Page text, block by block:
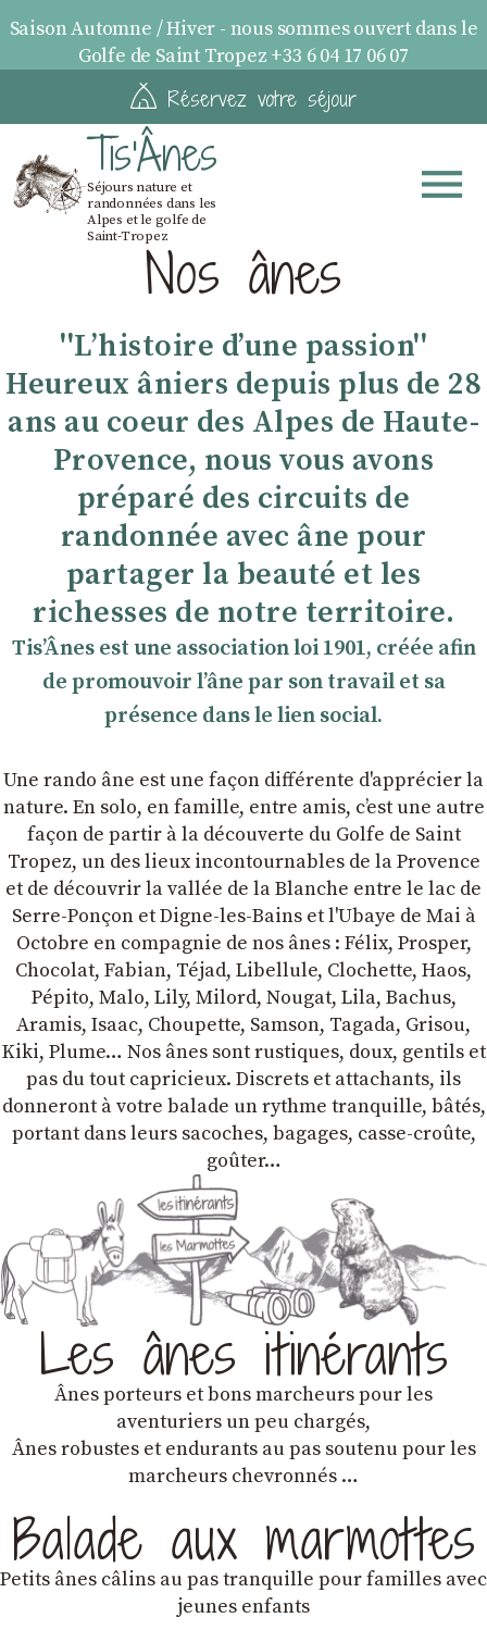
Saison Automne / Hiver - nous sommes ouvert dans le
Golfe de Saint Tropez +33 6 04 17 06 07
Réservez votre séjour
Tis'Ânes
Séjours nature et
randonnées dans les
Alpes et le golfe de
Saint-TropezNos ânes
''Lʼhistoire dʼune passion''
Heureux âniers depuis plus de 28
ans au coeur des Alpes de Haute-
Provence, nous vous avons
préparé des circuits de
randonnée avec âne pour
partager la beauté et les
richesses de notre territoire.
TisʼÂnes est une association loi 1901, créée afin
de promouvoir lʼâne par son travail et sa
présence dans le lien social.
Une rando âne est une façon différente d'apprécier la
nature. En solo, en famille, entre amis, cʼest une autre
façon de partir à la découverte du Golfe de Saint
Tropez, un des lieux incontournables de la Provence
et de découvrir la vallée de la Blanche entre le lac de
Serre-Ponçon et Digne-les-Bains et l'Ubaye de Mai à
Octobre en compagnie de nos ânes : Félix, Prosper,
Chocolat, Fabian, Téjad, Libellule, Clochette, Haos,
Pépito, Malo, Lily, Milord, Nougat, Lila, Bachus,
Aramis, Isaac, Choupette, Samson, Tagada, Grisou,
Kiki, Plume… Nos ânes sont rustiques, doux, gentils et
pas du tout capricieux. Discrets et attachants, ils
donneront à votre balade un rythme tranquille, bâtés,
portant dans leurs sacoches, bagages, casse-croûte,
goûter…
Les ânes itinérants
Ânes porteurs et bons marcheurs pour les
aventuriers un peu chargés,
Ânes robustes et endurants au pas soutenu pour les
marcheurs chevronnés …
Balade aux marmottes
Petits ânes câlins au pas tranquille pour familles avec
jeunes enfants